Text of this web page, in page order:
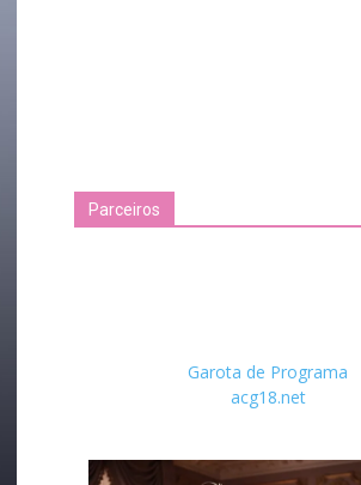
Parceiros
Garota de Programa
acg18.net